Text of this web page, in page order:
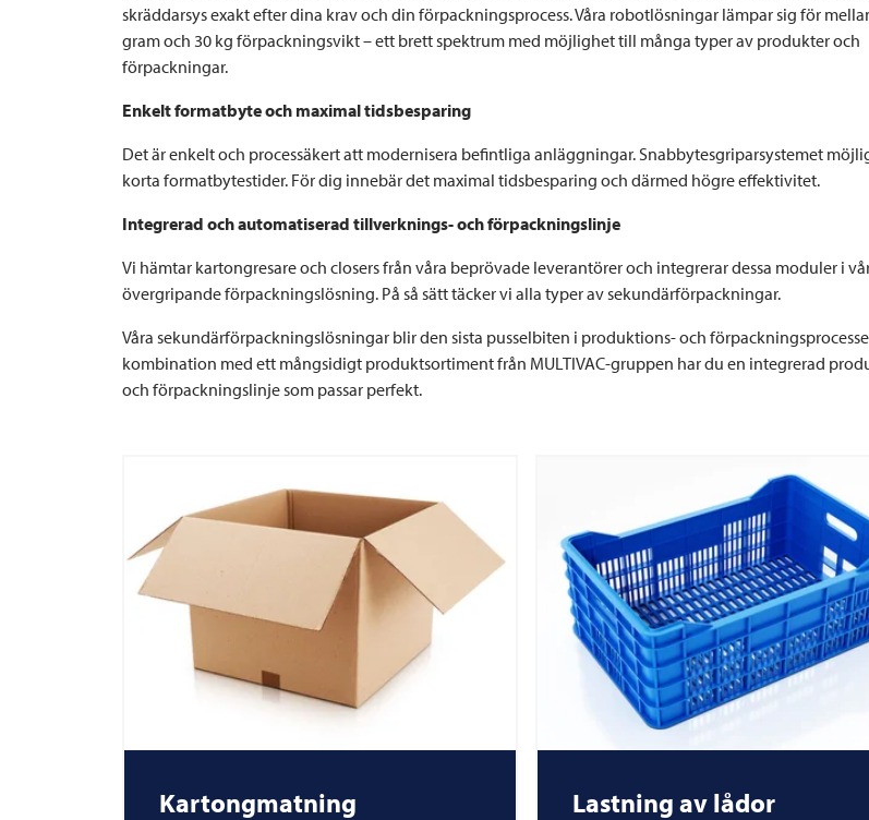
skräddarsys exakt efter dina krav och din förpackningsprocess. Våra robotlösningar lämpar sig för
gram och 30 kg förpackningsvikt – ett brett spektrum med möjlighet till många typer av produkter och
förpackningar.
Enkelt formatbyte och maximal tidsbesparing
Det är enkelt och processäkert att modernisera befintliga anläggningar. Snabbytesgriparsystemet
korta formatbytestider. För dig innebär det maximal tidsbesparing och därmed högre effektivitet.
Integrerad och automatiserad tillverknings- och förpackningslinje
Vi hämtar kartongresare och closers från våra beprövade leverantörer och integrerar dessa moduler i
övergripande förpackningslösning. På så sätt täcker vi alla typer av sekundärförpackningar.
Våra sekundärförpackningslösningar blir den sista pusselbiten i produktions- och
kombination med ett mångsidigt produktsortiment från MULTIVAC-gruppen har du en integrerad
och förpackningslinje som passar perfekt.
Kartongmatning Lastning av lådor